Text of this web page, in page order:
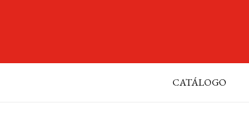
CATÁLOGO